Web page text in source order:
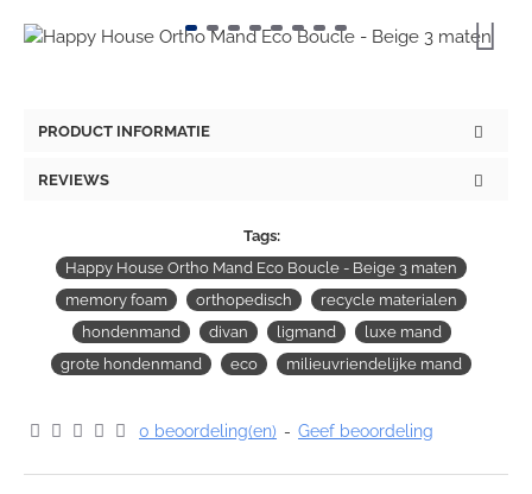
PRODUCT INFORMATIE
REVIEWS
Tags:
Happy House Ortho Mand Eco Boucle - Beige 3 maten
memory foam
orthopedisch
recycle materialen
hondenmand
divan ligmand
luxe mand
grote hondenmand
eco milieuvriendelijke mand
0 beoordeling(en) - Geef beoordeling